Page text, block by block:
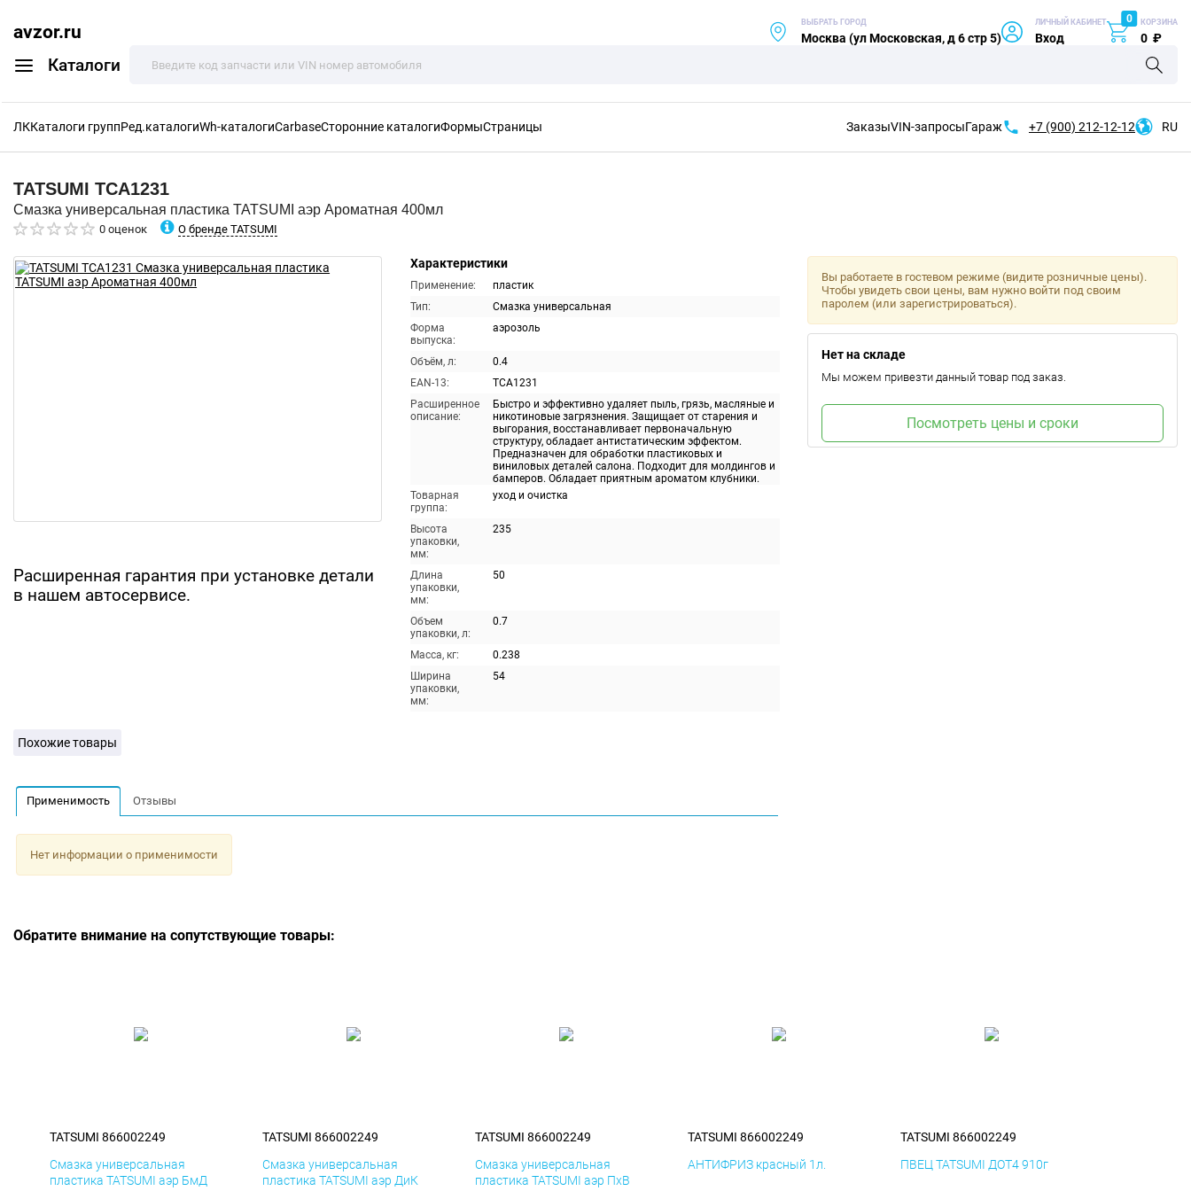
avzor.ru
Каталоги
ВЫБРАТЬ ГОРОД
Москва (ул Московская, д 6 стр 5)
ЛИЧНЫЙ КАБИНЕТ
Вход
0 КОРЗИНА
0 ₽
ЛККаталоги группРед.каталогиWh-каталогиCarbaseСторонние каталогиФормыСтраницы ЗаказыVIN-запросыГараж +7 (900) 212-12-12 RU
TATSUMI TCA1231
Смазка универсальная пластика TATSUMI аэр Ароматная 400мл
0 оценок О бренде TATSUMI
Расширенная гарантия при установке детали
в нашем автосервисе.
Характеристики
Применение:
пластик
Тип:
Смазка универсальная
Форма
выпуска:
аэрозоль
Объём, л:
0.4
EAN-13:
TCA1231
Расширенное
описание:
Быстро и эффективно удаляет пыль, грязь, масляные и
никотиновые загрязнения. Защищает от старения и
выгорания, восстанавливает первоначальную
структуру, обладает антистатическим эффектом.
Предназначен для обработки пластиковых и
виниловых деталей салона. Подходит для молдингов и
бамперов. Обладает приятным ароматом клубники.
Товарная
группа:
уход и очистка
Высота
упаковки,
мм:
235
Длина
упаковки,
мм:
50
Объем
упаковки, л:
0.7
Масса, кг:
0.238
Ширина
упаковки,
мм:
54
Вы работаете в гостевом режиме (видите розничные цены).
Чтобы увидеть свои цены, вам нужно войти под своим
паролем (или зарегистрироваться).
Нет на складе
Мы можем привезти данный товар под заказ.
Посмотреть цены и сроки
Похожие товары
Применимость Отзывы
Нет информации о применимости
Обратите внимание на сопутствующие товары:
TATSUMI 866002249
Смазка универсальная
пластика TATSUMI аэр БмД
TATSUMI 866002249
Смазка универсальная
пластика TATSUMI аэр ДиК
TATSUMI 866002249
Смазка универсальная
пластика TATSUMI аэр ПхВ
TATSUMI 866002249
АНТИФРИЗ красный 1л.
TATSUMI 866002249
ПВЕЦ TATSUMI ДОТ4 910г